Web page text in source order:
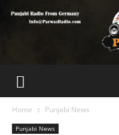
Home Punjabi News
Punjabi News